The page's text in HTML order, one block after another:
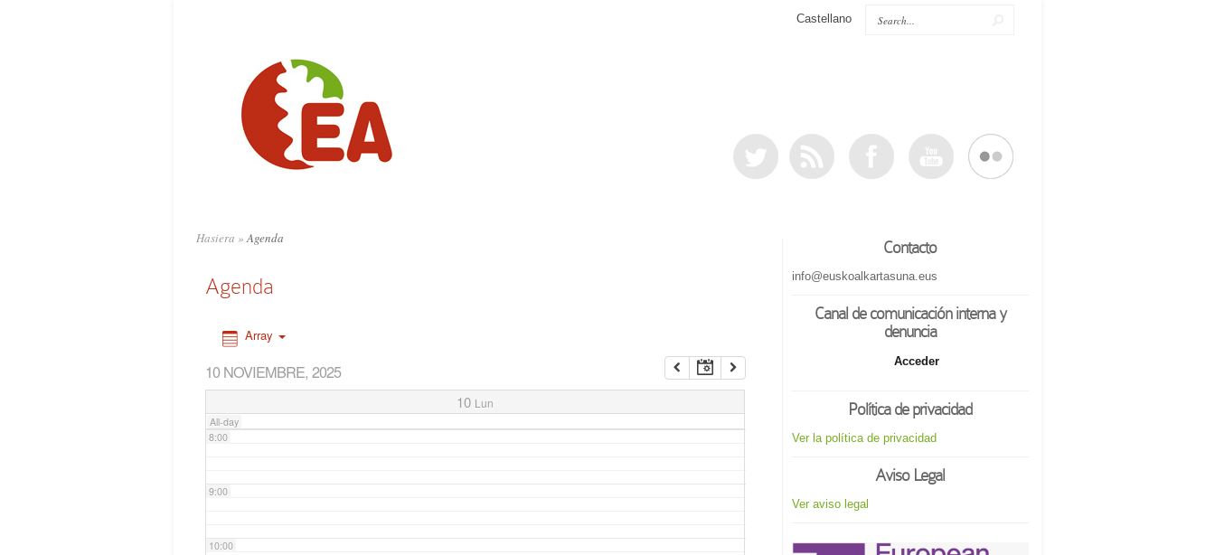
Castellano
Hasiera »Agenda
Agenda
Array
10 NOVIEMBRE, 2025
10 Lun
All-day
6:00
8:00
9:00
10:00
Contacto
info@euskoalkartasuna.eus
Canal de comunicación interna y
denuncia
Acceder
Política de privacidad
Ver la política de privacidad
Aviso Legal
Ver aviso legal